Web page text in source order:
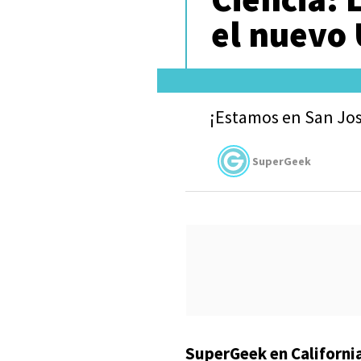
el nuevo
¡Estamos en San
SuperGeek
SuperGeek en